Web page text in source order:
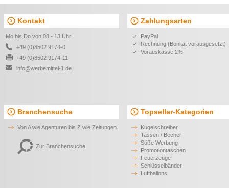
Kontakt
Mo bis Do von 08 - 13 Uhr
+49 (0)8502 9174-0
+49 (0)8502 9174-11
info@werbemittel-1.de
Zahlungsarten
PayPal
Rechnung (Bonität vorausgesetzt)
Vorauskasse 2%
Branchensuche
Von A wie Agenturen bis Z wie Zeitungen.
Zur Branchensuche
Topseller-Kategorien
Kugelschreiber
Tassen / Becher
Süße Werbung
Promotiontaschen
Feuerzeuge
Schlüsselbänder
Luftballons